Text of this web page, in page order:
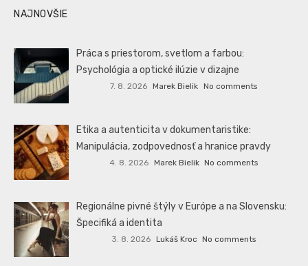
NAJNOVŠIE
Práca s priestorom, svetlom a farbou:
Psychológia a optické ilúzie v dizajne
7. 8. 2026 Marek Bielik No comments
Etika a autenticita v dokumentaristike:
Manipulácia, zodpovednosť a hranice pravdy
4. 8. 2026 Marek Bielik No comments
Regionálne pivné štýly v Európe a na Slovensku:
Špecifiká a identita
3. 8. 2026 Lukáš Kroc No comments